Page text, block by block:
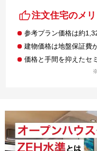
注文住宅のメリ
参考プラン価格は約
建物価格は地盤保証費
価格と手間を抑えたセ